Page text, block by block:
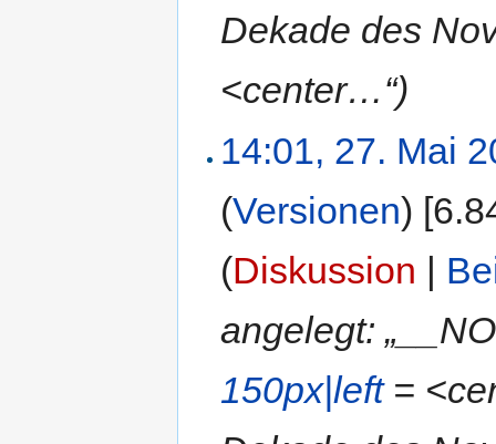
Dekade des
<center…“)
14:01, 27. Mai
(Versionen)
(Diskussion |
angelegt:
150px|left=